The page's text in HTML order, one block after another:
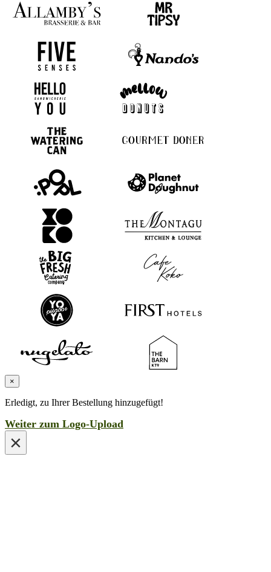
×
Erledigt, zu Ihrer Bestellung hinzugefügt!
Weiter zum Logo-Upload
×